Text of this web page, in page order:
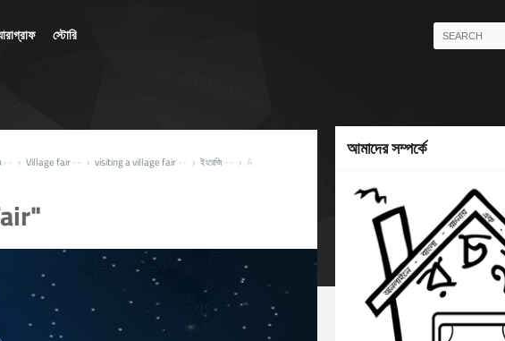
স্টোরি
 Village fair  visiting a village fair  ইংরেজি  A
আমাদের সম্পর্কে